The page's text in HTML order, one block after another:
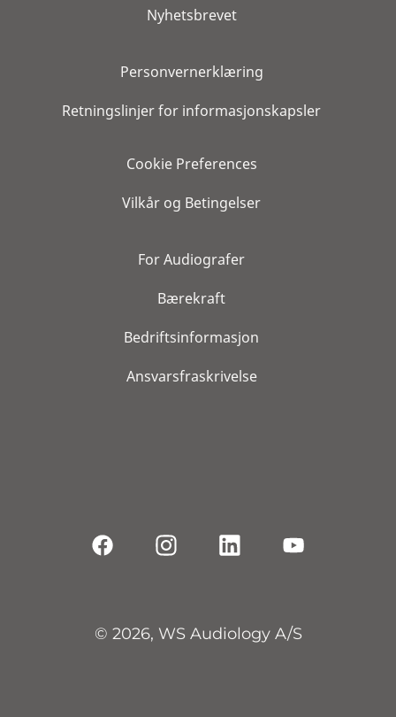
Nyhetsbrevet
Personvernerklæring
Retningslinjer for informasjonskapsler
Cookie Preferences
Vilkår og Betingelser
For Audiografer
Bærekraft
Bedriftsinformasjon
Ansvarsfraskrivelse
© 2026, WS Audiology A/S